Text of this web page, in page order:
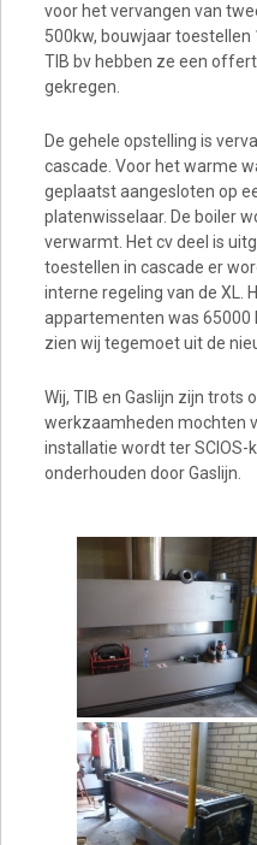
voor het vervangen van
500kw, bouwjaar
TIB bv hebben ze een
gekregen.
De gehele opstelling is
cascade. Voor het warme
geplaatst aangesloten op
platenwisselaar. De boiler
verwarmt. Het cv deel is
toestellen in cascade er
interne regeling van de XL.
appartementen was 65000
zien wij tegemoet uit de
Wij, TIB en Gaslijn zijn trots
werkzaamheden mochten
installatie wordt ter
onderhouden door Gaslijn.